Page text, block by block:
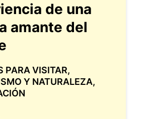
de una
amante del
PARA VISITAR,
Y NATURALEZA,